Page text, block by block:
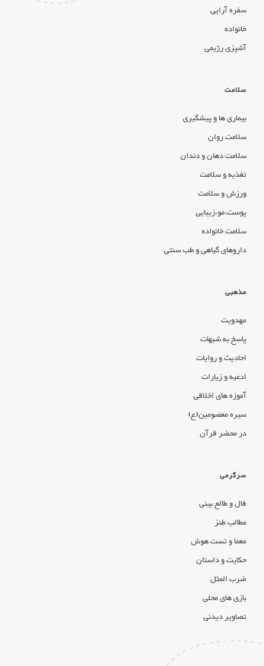
سفره آرایی
خانواده
آشپزی رژیمی
سلامت
بیماری ها و پیشگیری
سلامت روان
سلامت دهان و دندان
تغذیه و سلامت
ورزش و سلامت
پوست،مو،زیبایی
سلامت خانواده
داروهای گیاهی و طب سنتی
مذهبی
مهدویت
پاسخ به شبهات
احادیث و روایات
ادعیه و زیارات
آموزه های اخلاقی
سیره معصومین(ع)
در محضر قرآن
سرگرمی
فال و طالع بینی
مطالب طنز
معما و تست هوش
حکایت و داستان
ضرب المثل
بازی های محلی
تصاویر دیدنی